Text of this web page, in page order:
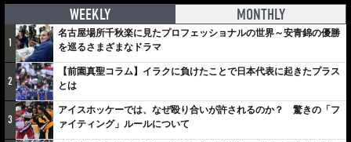
WEEKLY MONTHLY
1
名古屋場所千秋楽に見たプロフェッショナルの世界～安青錦の優勝
を巡るさまざまなドラマ
2
【前園真聖コラム】イラクに負けたことで日本代表に起きたプラス
とは
3
アイスホッケーでは、なぜ殴り合いが許されるのか？ 驚きの「フ
ァイティング」ルールについて